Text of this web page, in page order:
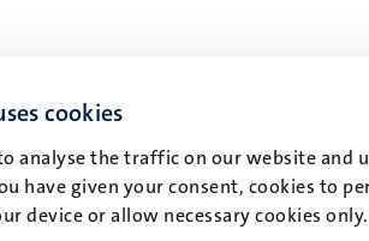
cookies
analyse the traffic on our website and
have given your consent, cookies to
device or allow necessary cookies